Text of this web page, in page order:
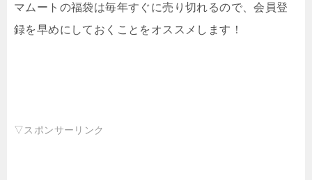
マムートの福袋は毎年すぐに売り切れるので、会員登
録を早めにしておくことをオススメします！
▽スポンサーリンク